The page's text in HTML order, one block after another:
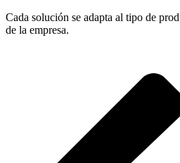
Cada solución se adapta al tipo de
de la empresa.